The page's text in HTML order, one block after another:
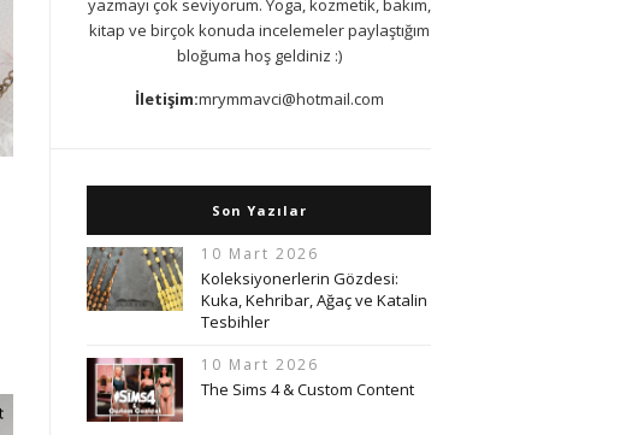
yazmayı çok seviyorum. Yoga, kozmetik, bakım,
kitap ve birçok konuda incelemeler paylaştığım
bloğuma hoş geldiniz :)
İletişim:mrymmavci@hotmail.com
Son Yazılar
10 Mart 2026
Koleksiyonerlerin Gözdesi:
Kuka, Kehribar, Ağaç ve Katalin
Tesbihler
10 Mart 2026
The Sims 4 & Custom Content